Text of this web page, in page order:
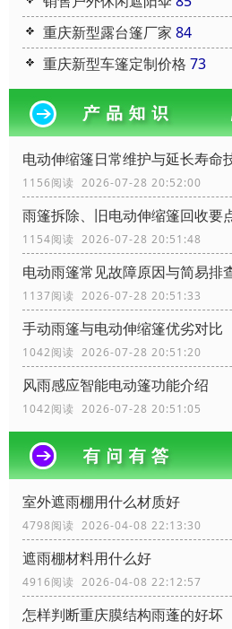
重庆新型露台篷厂家 84
重庆新型车篷定制价格 73
电动伸缩篷日常维护与延长寿命
1156阅读 2026-07-28 20:52:00
雨篷拆除、旧电动伸缩篷回收要
1154阅读 2026-07-28 20:51:48
电动雨篷常见故障原因与简易排
1137阅读 2026-07-28 20:51:33
手动雨篷与电动伸缩篷优劣对比
1042阅读 2026-07-28 20:51:20
风雨感应智能电动篷功能介绍
1042阅读 2026-07-28 20:51:05
室外遮雨棚用什么材质好
4798阅读 2026-04-08 22:13:30
遮雨棚材料用什么好
4916阅读 2026-04-08 22:12:57
怎样判断重庆膜结构雨蓬的好坏